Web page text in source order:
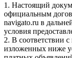
1. Настоящий
официальным
navigato.ru в
условия
2. В соответствии
изложенных ниже